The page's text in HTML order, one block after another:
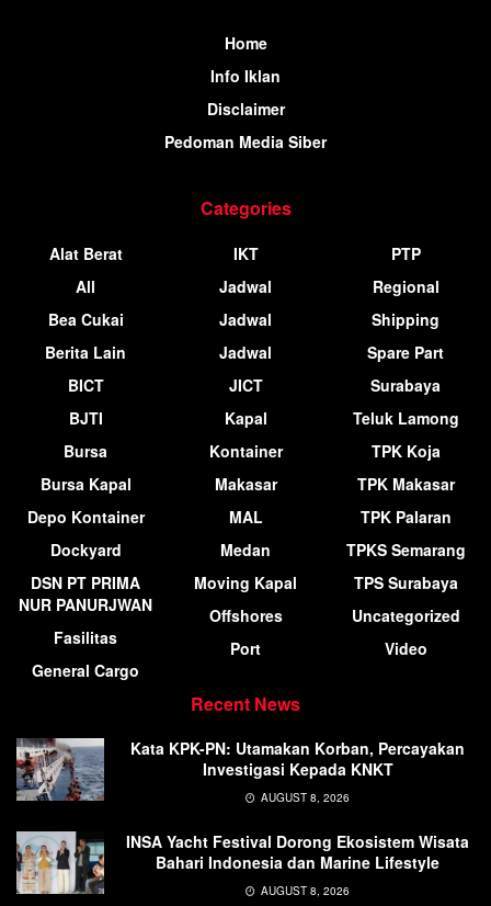
Home
Info Iklan
Disclaimer
Pedoman Media Siber
Categories
Alat Berat
All
Bea Cukai
Berita Lain
BICT
BJTI
Bursa
Bursa Kapal
Depo Kontainer
Dockyard
DSN PT PRIMA
NUR PANURJWAN
Fasilitas
General Cargo
IKT
Jadwal
Jadwal
Jadwal
JICT
Kapal
Kontainer
Makasar
MAL
Medan
Moving Kapal
Offshores
Port
PTP
Regional
Shipping
Spare Part
Surabaya
Teluk Lamong
TPK Koja
TPK Makasar
TPK Palaran
TPKS Semarang
TPS Surabaya
Uncategorized
Video
Recent News
Kata KPK-PN: Utamakan Korban, Percayakan
Investigasi Kepada KNKT
AUGUST 8, 2026
INSA Yacht Festival Dorong Ekosistem Wisata
Bahari Indonesia dan Marine Lifestyle
AUGUST 8, 2026